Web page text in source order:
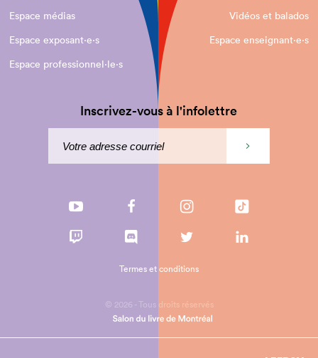
Espace médias
Vidéos et balados
Espace exposant·e⋅s
Espace enseignant·e⋅s
Espace professionnel·le⋅s
Inscrivez-vous à l'infolettre
© 2026 - Tous droits réservés
Termes et conditions